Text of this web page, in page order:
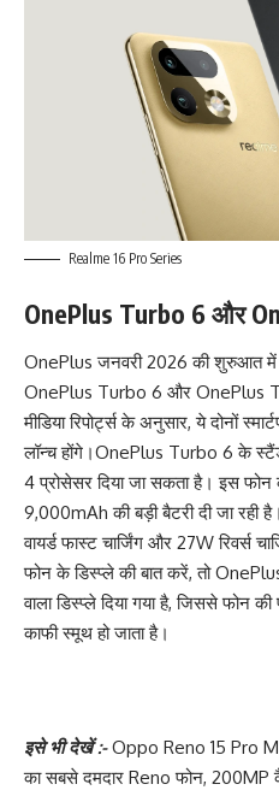
Realme 16 Pro Series
OnePlus Turbo 6 और
OnePlus जनवरी 2026 की शुरुआत में
OnePlus Turbo 6 और OnePlus
मीडिया रिपोर्ट्स के अनुसार, ये दोनों
लॉन्च होंगे।OnePlus Turbo 6 के
4 प्रोसेसर दिया जा सकता है। इस
9,000mAh की बड़ी बैटरी दी जा रही
वायर्ड फास्ट चार्जिंग और 27W रिवर्स
फोन के डिस्प्ले की बात करें, तो
वाला डिस्प्ले दिया गया है, जिससे फोन
काफी स्मूथ हो जाता है।
इसे भी देखें :- Oppo Reno 15 Pro
का सबसे दमदार Reno फोन, 200MP